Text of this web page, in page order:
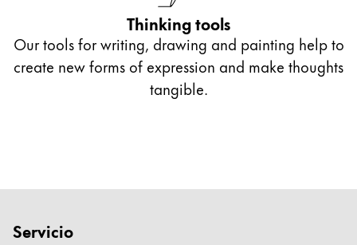
Esta región contiene una lista de países con los
Sudamérica
Esta región contiene una lista de países con los
Brazil
África
Thinking tools
Our tools for writing, drawing and painting help to
create new forms of expression and make thoughts
tangible.
Servicio